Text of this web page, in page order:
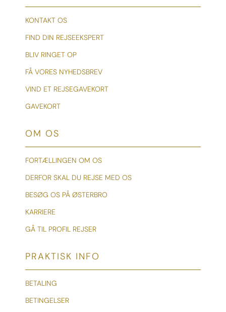
KONTAKT OS
FIND DIN REJSEEKSPERT
BLIV RINGET OP
FÅ VORES NYHEDSBREV
VIND ET REJSEGAVEKORT
GAVEKORT
OM OS
FORTÆLLINGEN OM OS
DERFOR SKAL DU REJSE MED OS
BESØG OS PÅ ØSTERBRO
KARRIERE
GÅ TIL PROFIL REJSER
PRAKTISK INFO
BETALING
BETINGELSER